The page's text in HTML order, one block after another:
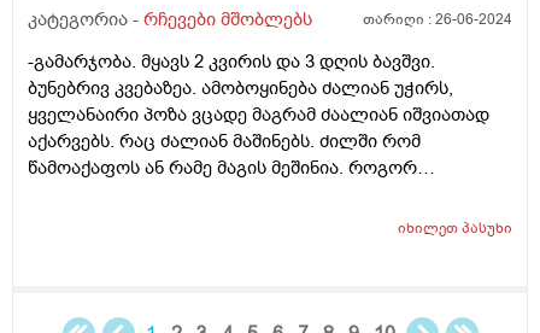
დიდ ძალას ატანს სუნთქვის დროს. როგორ მოვიქცე?
კატეგორია - რჩევები მშობლებს თარიღი :26-06-2024
-გამარჯობა. მყავს 2 კვირის და 3 დღის ბავშვი.
ბუნებრივ კვებაზეა. ამობოყინება ძალიან უჭირს,
ყველანაირი პოზა ვცადე მაგრამ ძაალიან იშვიათად
აქარვებს. რაც ძალიან მაშინებს. ძილში რომ
წამოაქაფოს ან რამე მაგის მეშინია. როგორ
საკმარისია ზურგზე წოლა და თავი გვერდულად. რომ
იხილეთპასუხი